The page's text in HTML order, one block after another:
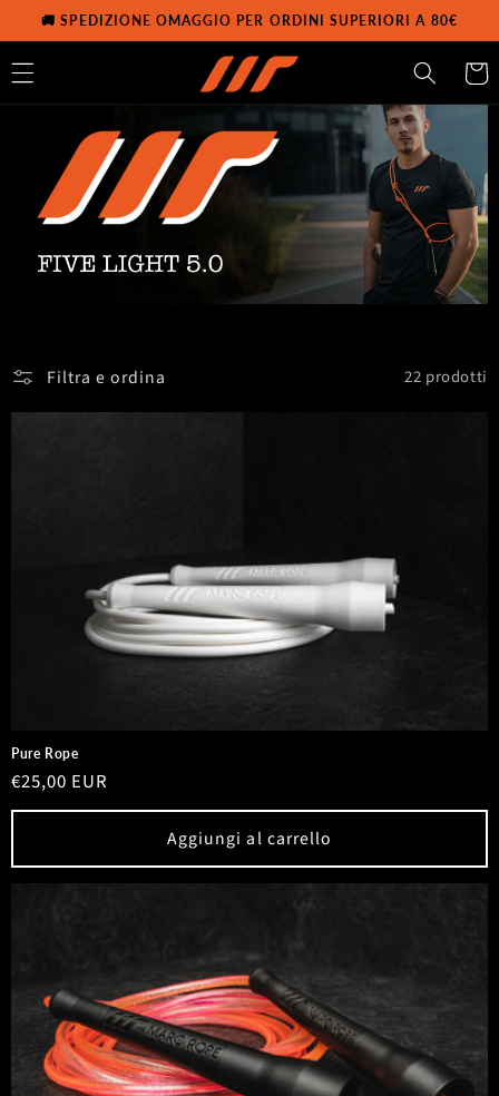
direttamente
ai contenuti
🚚 SPEDIZIONE OMAGGIO PER ORDINI SUPERIORI A 80€
Filtra e ordina 22 prodotti
Pure Rope
Prezzo
di
€25,00 EUR
Aggiungi al carrello